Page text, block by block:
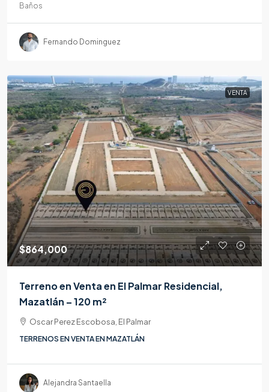
Baños
Fernando Dominguez
VENTA
$864,000
Terreno en Venta en El Palmar Residencial,
Mazatlán – 120 m²
Oscar Perez Escobosa, El Palmar
TERRENOS EN VENTA EN MAZATLÁN
Alejandra Santaella